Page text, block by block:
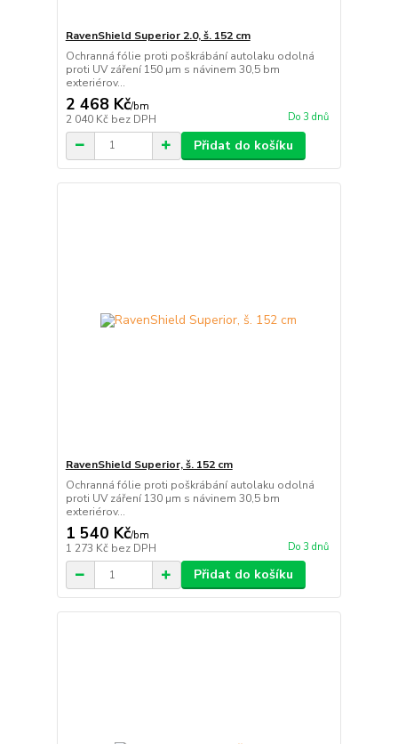
RavenShield Superior 2.0, š. 152 cm
Ochranná fólie proti poškrábání autolaku odolná
proti UV záření 150 µm s návinem 30,5 bm
exteriérov...
2 468 Kč/bm
2 040 Kč bez DPH Do 3 dnů
Přidat do košíku
RavenShield Superior, š. 152 cm
Ochranná fólie proti poškrábání autolaku odolná
proti UV záření 130 µm s návinem 30,5 bm
exteriérov...
1 540 Kč/bm
1 273 Kč bez DPH Do 3 dnů
Přidat do košíku